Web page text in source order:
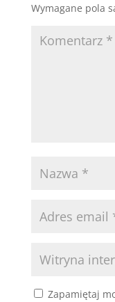
Wymagane pola
Zapamiętaj